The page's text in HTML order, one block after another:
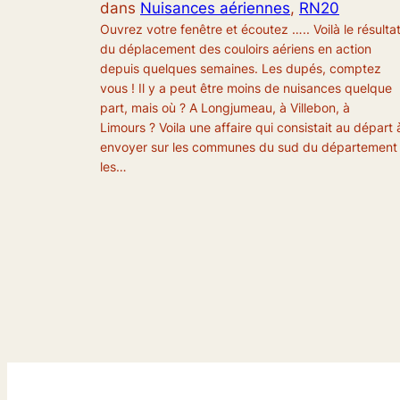
dans Nuisances aériennes, RN20
Ouvrez votre fenêtre et écoutez ….. Voilà le résultat
du déplacement des couloirs aériens en action
depuis quelques semaines. Les dupés, comptez
vous ! Il y a peut être moins de nuisances quelque
part, mais où ? A Longjumeau, à Villebon, à
Limours ? Voila une affaire qui consistait au départ
envoyer sur les communes du sud du département
les…